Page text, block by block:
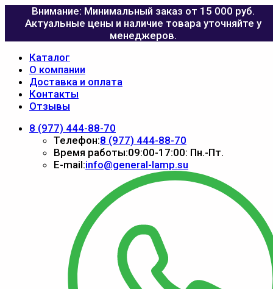
Внимание: Минимальный заказ от 15 000 руб.
Актуальные цены и наличие товара уточняйте у
менеджеров.
Каталог
О компании
Доставка и оплата
Контакты
Отзывы
8 (977) 444-88-70
Телефон:8 (977) 444-88-70
Время работы:09:00-17:00: Пн.-Пт.
E-mail:info@general-lamp.su